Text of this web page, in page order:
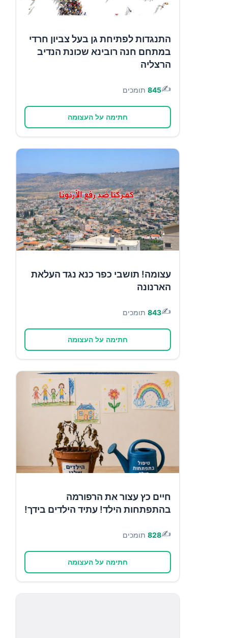
התנגדות לפתיחת גן בעל צביון חרדי
במתחם חנה רובינא שכונת הנדיב
הרצליה
✍️
845 תומכים
חתימה על העצומה
עצומה! תושבי כפר כנא נגד העלאת
הארנונה
✍️
843 תומכים
חתימה על העצומה
חיים כץ עצור את הרפורמה
בהתפתחות הילד! עתיד הילדים בידך!
✍️
828 תומכים
חתימה על העצומה